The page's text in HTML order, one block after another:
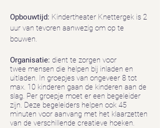
Opbouwtijd: Kindertheater Knettergek is 2
uur van tevoren aanwezig om op te
bouwen.
Organisatie: dient te zorgen voor
twee mensen die helpen bij inladen en
uitladen. In groepjes van ongeveer 8 tot
max. 10 kinderen gaan de kinderen aan de
slag. Per groepje moet er een begeleider
zijn. Deze begeleiders helpen ook 45
minuten voor aanvang met het klaarzetten
van de verschillende creatieve hoeken.